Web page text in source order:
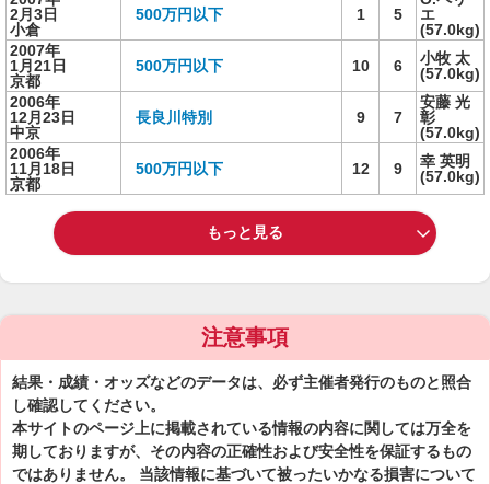
2月3日
小倉
500万円以下 1 5
エ
(57.0kg)
2007年
1月21日
京都
500万円以下 10 6
小牧 太
(57.0kg)
2006年
12月23日
中京
長良川特別 9 7
安藤 光
彰
(57.0kg)
2006年
11月18日
京都
500万円以下 12 9
幸 英明
(57.0kg)
もっと見る
注意事項
結果・成績・オッズなどのデータは、必ず主催者発行のものと照合
し確認してください。
本サイトのページ上に掲載されている情報の内容に関しては万全を
期しておりますが、その内容の正確性および安全性を保証するもの
ではありません。 当該情報に基づいて被ったいかなる損害について